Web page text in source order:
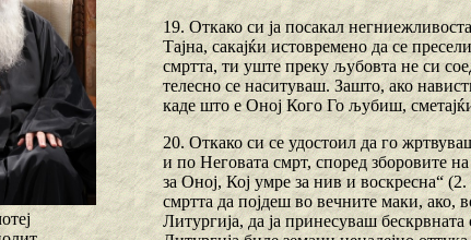
19. Откако си ја посакал
Тајна, сакајќи истовремено да се
смртта, ти уште преку љубовта не си
телесно се наситуваш. Зашто, ако
каде што е Оној Кого Го љубиш,
20. Откако си се удостоил да го
и по Неговата смрт, според зборовите
за Оној, Кој умре за нив и воскресна“
смртта да појдеш во вечните маки, ако,
Литургија, да ја принесуваш